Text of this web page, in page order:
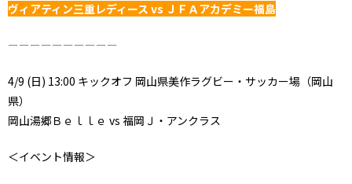
ヴィアティン三重レディース vs ＪＦＡアカデミー福島
ーーーーーーーーーー
4/9 (日) 13:00 キックオフ 岡山県美作ラグビー・サッカー場（岡山
県）
岡山湯郷Ｂｅｌｌｅ vs 福岡Ｊ・アンクラス
＜イベント情報＞